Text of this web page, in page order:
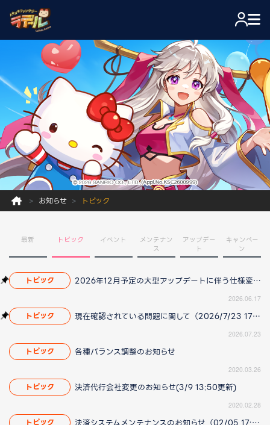
お知らせ トピック
最新 トピック イベント
メンテナン
ス
アップデー
ト
キャンペー
ン
トピック 2026年12月予定の大型アップデートに伴う仕様変更のお知らせ
2026.06.17
トピック 現在確認されている問題に関して（2026/7/23 17:00更新）
2026.07.23
トピック 各種バランス調整のお知らせ
2020.03.26
トピック 決済代行会社変更のお知らせ(3/9 13:50更新)
2020.02.28
トピック